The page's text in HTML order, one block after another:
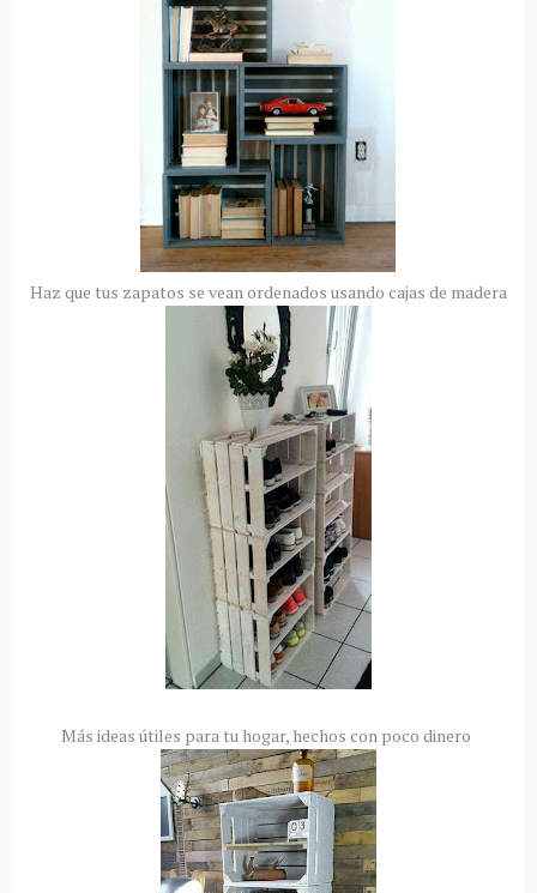
Haz que tus zapatos se vean ordenados usando cajas de madera
Más ideas útiles para tu hogar, hechos con poco dinero